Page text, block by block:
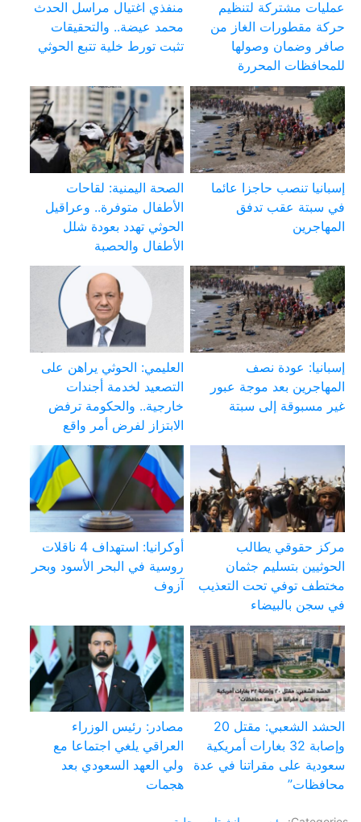
عمليات مشتركة لتنظيم
حركة مقطورات الغاز من
صافر وضمان وصولها
للمحافظات المحررة
منفذي اغتيال مراسل الحدث
محمد عيضة.. والتحقيقات
تثبت تورط خلية تتبع الحوثي
إسبانيا تنصب حاجزا عائما
في سبتة عقب تدفق
المهاجرين
الصحة اليمنية: لقاحات
الأطفال متوفرة.. وعراقيل
الحوثي تهدد بعودة شلل
الأطفال والحصبة
إسبانيا: عودة نصف
المهاجرين بعد موجة عبور
غير مسبوقة إلى سبتة
العليمي: الحوثي يراهن على
التصعيد لخدمة أجندات
خارجية.. والحكومة ترفض
الابتزاز لفرض أمر واقع
مركز حقوقي يطالب
الحوثيين بتسليم جثمان
مختطف توفي تحت التعذيب
في سجن بالبيضاء
أوكرانيا: استهداف 4 ناقلات
روسية في البحر الأسود وبحر
آزوف
الحشد الشعبي: مقتل 20
وإصابة 32 بغارات أمريكية
سعودية على مقراتنا في عدة
محافظات”
مصادر: رئيس الوزراء
العراقي يلغي اجتماعا مع
ولي العهد السعودي بعد
هجمات